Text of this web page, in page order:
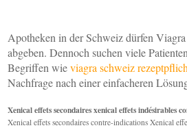
Apotheken in der Schweiz dürfen
abgeben. Dennoch suchen viele
Begriffen wieviagra schweiz
Nachfrage nach einer einfacheren
Xenical effets secondaires xenical effets indésirables
Xenical effets secondaires contre-indications Xenical